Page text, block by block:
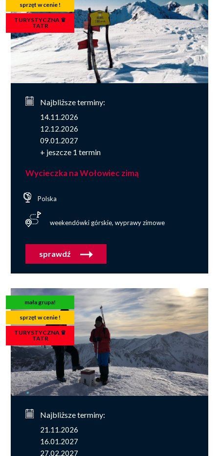
sprzęt w cenie !
TURYSTYCZNA ♛
TATR
Najbliższe terminy:
14.11.2026
12.12.2026
09.01.2027
+ jeszcze 1 termin
Wycieczka na Wołowiec zimą
Polska
weekendówki górskie, wyprawy zimowe
sprawdź
mała grupa!
sprzęt w cenie !
TURYSTYCZNA ♛
TATR
Najbliższe terminy:
21.11.2026
16.01.2027
27.02.2027